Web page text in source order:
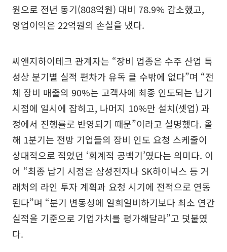
원으로 전년 동기(808억원) 대비 78.9% 감소했고,
영업이익은 22억원의 손실을 냈다.
씨앤지하이테크 관계자는 “장비 업종은 수주 산업 특
성상 분기별 실적 편차가 유독 클 수밖에 없다”며 “전
체 장비 매출의 90%는 고객사에 최종 인도되는 납기
시점에 일시에 잡히고, 나머지 10%만 설치(셋업) 과
정에서 진행률로 반영되기 때문”이라고 설명했다. 올
해 1분기는 전방 기업들의 장비 인도 요청 스케줄이
상대적으로 적었던 ‘회계적 공백기’였다는 의미다. 이
어 “최종 납기 시점은 삼성전자나 SK하이닉스 등 거
래처의 라인 투자 계획과 요청 시기에 전적으로 연동
된다”며 “분기 변동성에 일희일비하기보다 최소 연간
실적을 기준으로 기업가치를 평가해달라”고 덧붙였
다.